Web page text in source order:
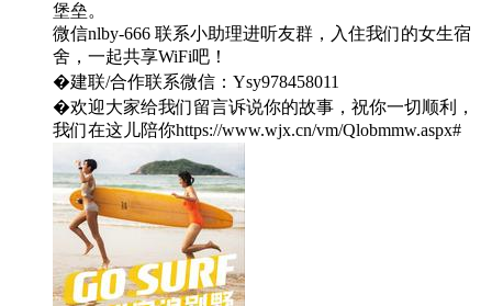
堡垒。
微信nlby-666 联系小助理进听友群，入住我们的女生宿
舍，一起共享WiFi吧！
�建联/合作联系微信：Ysy978458011
�️欢迎大家给我们留言诉说你的故事，祝你一切顺利，
我们在这儿陪你https://www.wjx.cn/vm/Qlobmmw.aspx#